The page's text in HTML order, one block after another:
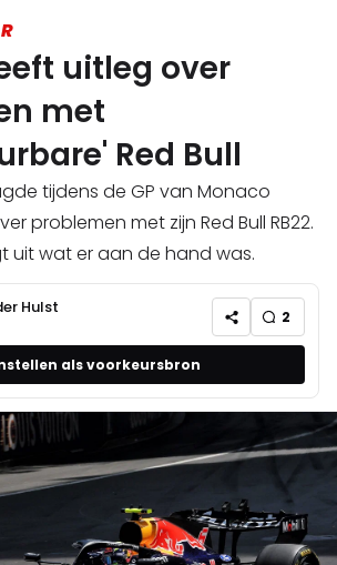
uitleg over
met
Red Bull
tijdens de GP van Monaco
problemen met zijn Red Bull RB22.
uit wat er aan de hand was.
Hulst 2
als voorkeursbron